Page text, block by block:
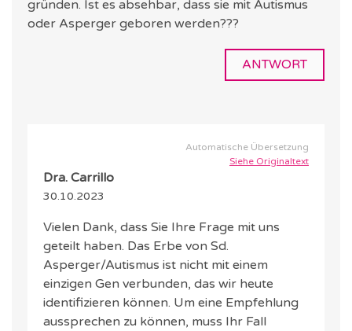
gründen. Ist es absehbar, dass sie mit Autismus
oder Asperger geboren werden???
ANTWORT
Automatische Übersetzung
Siehe Originaltext
Dra. Carrillo
30.10.2023
Vielen Dank, dass Sie Ihre Frage mit uns
geteilt haben. Das Erbe von Sd.
Asperger/Autismus ist nicht mit einem
einzigen Gen verbunden, das wir heute
identifizieren können. Um eine Empfehlung
aussprechen zu können, muss Ihr Fall